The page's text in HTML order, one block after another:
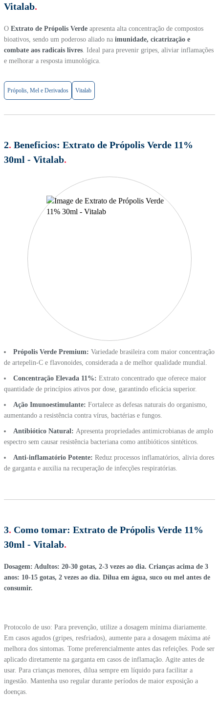
Vitalab.
O Extrato de Própolis Verde apresenta alta concentração de compostos
bioativos, sendo um poderoso aliado na imunidade, cicatrização e
combate aos radicais livres . Ideal para prevenir gripes, aliviar inflamações
e melhorar a resposta imunológica.
Própolis, Mel e Derivados Vitalab
2. Beneficios: Extrato de Própolis Verde 11%
30ml - Vitalab.
Própolis Verde Premium: Variedade brasileira com maior concentração
de artepelin-C e flavonoides, considerada a de melhor qualidade mundial.
Concentração Elevada 11%: Extrato concentrado que oferece maior
quantidade de princípios ativos por dose, garantindo eficácia superior.
Ação Imunoestimulante: Fortalece as defesas naturais do organismo,
aumentando a resistência contra vírus, bactérias e fungos.
Antibiótico Natural: Apresenta propriedades antimicrobianas de amplo
espectro sem causar resistência bacteriana como antibióticos sintéticos.
Anti-inflamatório Potente: Reduz processos inflamatórios, alivia dores
de garganta e auxilia na recuperação de infecções respiratórias.
3. Como tomar: Extrato de Própolis Verde 11%
30ml - Vitalab.
Dosagem: Adultos: 20-30 gotas, 2-3 vezes ao dia. Crianças acima de 3
anos: 10-15 gotas, 2 vezes ao dia. Dilua em água, suco ou mel antes de
consumir.
Protocolo de uso: Para prevenção, utilize a dosagem mínima diariamente.
Em casos agudos (gripes, resfriados), aumente para a dosagem máxima até
melhora dos sintomas. Tome preferencialmente antes das refeições. Pode ser
aplicado diretamente na garganta em casos de inflamação. Agite antes de
usar. Para crianças menores, dilua sempre em líquido para facilitar a
ingestão. Mantenha uso regular durante períodos de maior exposição a
doenças.